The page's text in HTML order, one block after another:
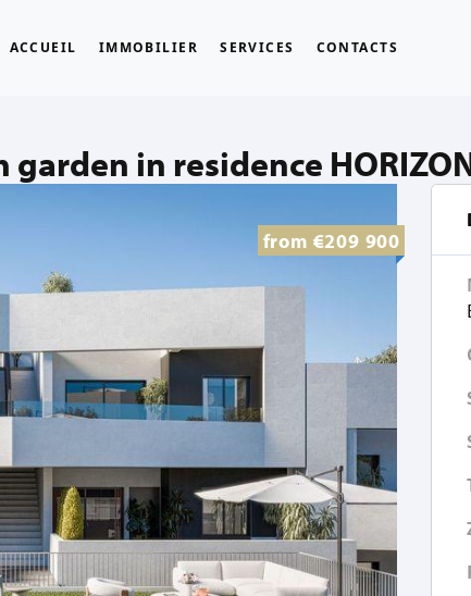
ACCUEIL IMMOBILIER SERVICES CONTACTS
in residence HORIZON
from €209 900